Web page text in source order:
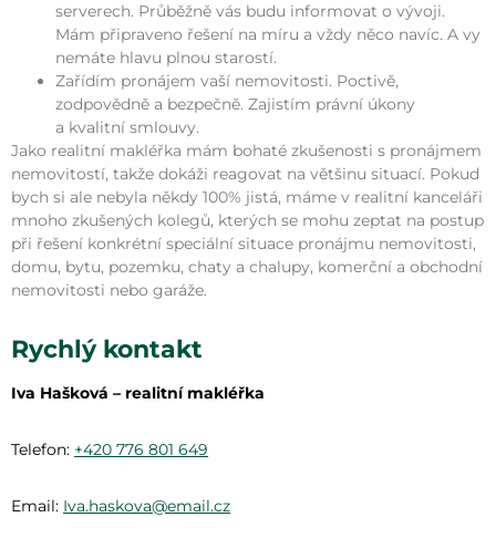
serverech. Průběžně vás budu informovat o vývoji.
Mám připraveno řešení na míru a vždy něco navíc. A vy
nemáte hlavu plnou starostí.
Zařídím pronájem vaší nemovitosti. Poctivě,
zodpovědně a bezpečně. Zajistím právní úkony
a kvalitní smlouvy.
Jako realitní makléřka mám bohaté zkušenosti s pronájmem
nemovitostí, takže dokáži reagovat na většinu situací. Pokud
bych si ale nebyla někdy 100% jistá, máme v realitní kanceláři
mnoho zkušených kolegů, kterých se mohu zeptat na postup
při řešení konkrétní speciální situace pronájmu nemovitosti,
domu, bytu, pozemku, chaty a chalupy, komerční a obchodní
nemovitosti nebo garáže.
Rychlý kontakt
Iva Hašková – realitní makléřka
Telefon: +420 776 801 649
Email: Iva.haskova@email.cz